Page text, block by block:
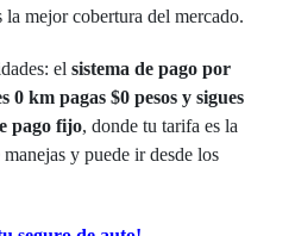
la mejor cobertura del mercado.
elsistema de pago por
0 km pagas $0 pesos y sigues
pago fijo, donde tu tarifa es la
y puede ir desde los